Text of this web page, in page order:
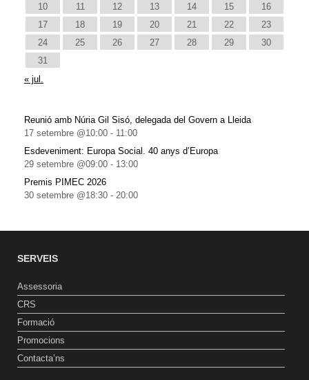
10
11 12 13 14 15
16
17
18 19 20 21 22
23
24
25 26 27 28 29
30
31
« jul.
Reunió amb Núria Gil Sisó, delegada del Govern a Lleida
17 setembre @10:00 - 11:00
Esdeveniment: Europa Social. 40 anys d’Europa
29 setembre @09:00 - 13:00
Premis PIMEC 2026
30 setembre @18:30 - 20:00
SERVEIS
Assessoria
CRS
Formació
Promocions
Contacta’ns